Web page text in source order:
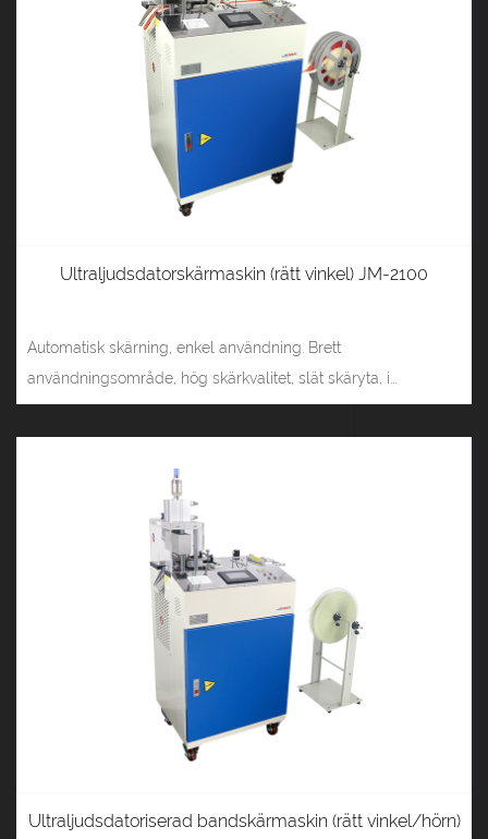
Ultraljudsdatorskärmaskin (rätt vinkel) JM-2100
Automatisk skärning, enkel användning. Brett
användningsområde, hög skärkvalitet, slät skäryta, i...
Ultraljudsdatoriserad bandskärmaskin (rätt vinkel/hörn)